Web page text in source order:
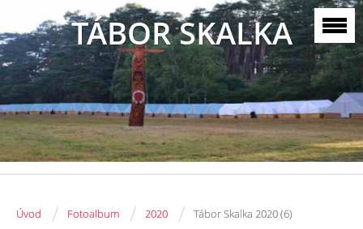
TÁBOR SKALKA
Úvod / Fotoalbum / 2020 / Tábor Skalka 2020 (6)